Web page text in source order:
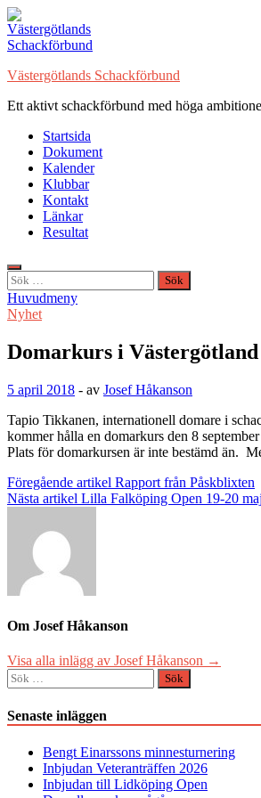
Hoppa
till
innehåll
Västergötlands Schackförbund
Ett aktivt schackförbund med höga
Startsida
Dokument
Kalender
Klubbar
Kontakt
Länkar
Resultat
Sök
efter:
Huvudmeny
Nyhet
Domarkurs i Västergötland
5 april 2018 - av Josef Håkanson
Tapio Tikkanen, internationell domare i
kommer hålla en domarkurs den 8
Plats för domarkursen är inte bestämd än.
Inläggsnavigering
Föregående artikel Rapport från Påskblixten
Nästa artikel Lilla Falköping Open 19-20 maj
Om Josef Håkanson
Visa alla inlägg av Josef Håkanson →
Sök
efter:
Senaste inläggen
Bengt Einarssons minnesturnering
Inbjudan Veteranträffen 2026
Inbjudan till Lidköping Open